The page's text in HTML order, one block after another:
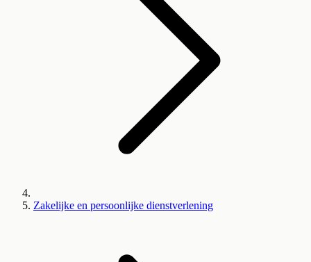
Zakelijke en persoonlijke dienstverlening